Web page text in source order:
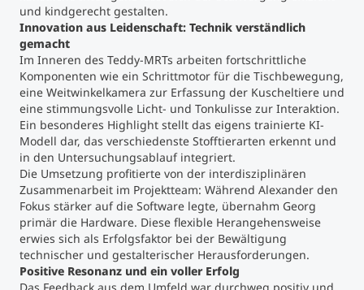
und kindgerecht gestalten.
Innovation aus Leidenschaft: Technik verständlich
gemacht
Im Inneren des Teddy-MRTs arbeiten fortschrittliche
Komponenten wie ein Schrittmotor für die Tischbewegung,
eine Weitwinkelkamera zur Erfassung der Kuscheltiere und
eine stimmungsvolle Licht- und Tonkulisse zur Interaktion.
Ein besonderes Highlight stellt das eigens trainierte KI-
Modell dar, das verschiedenste Stofftierarten erkennt und
in den Untersuchungsablauf integriert.
Die Umsetzung profitierte von der interdisziplinären
Zusammenarbeit im Projektteam: Während Alexander den
Fokus stärker auf die Software legte, übernahm Georg
primär die Hardware. Diese flexible Herangehensweise
erwies sich als Erfolgsfaktor bei der Bewältigung
technischer und gestalterischer Herausforderungen.
Positive Resonanz und ein voller Erfolg